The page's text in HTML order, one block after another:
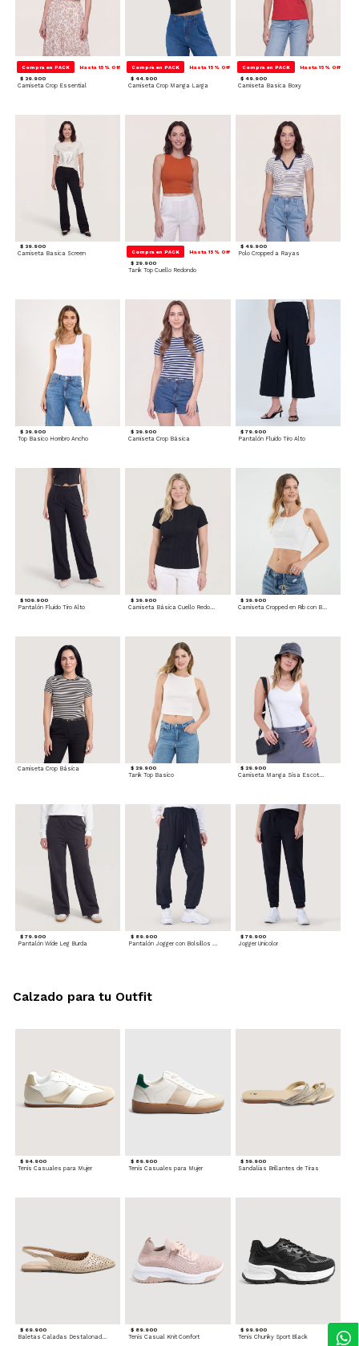
Compra en PACK Hasta 15% Off
$ 39.900
Camiseta Crop Essential
Compra en PACK Hasta 15% Off
$ 44.900
Camiseta Crop Manga Larga
Compra en PACK Hasta 15% Off
$ 49.900
Camiseta Basica Boxy
$ 39.900
Camiseta Basica Screen Compra en PACK Hasta 15% Off
$ 29.900
Tank Top Cuello Redondo
$ 49.900
Polo Cropped a Rayas
$ 39.900
Top Basico Hombro Ancho
$ 39.900
Camiseta Crop Básica
$ 79.900
Pantalón Fluido Tiro Alto
$ 109.900
Pantalón Fluido Tiro Alto
$ 39.900
Camiseta Básica Cuello Redondo
$ 39.900
Camiseta Crop Básica $ 29.900
Tank Top Basico
$ 29.900
Camiseta Manga Sisa Escotada
$ 79.900
Pantalón Wide Leg Burda
$ 89.900
Pantalón Jogger con Bolsillos Cargo
$ 79.900
Jogger Unicolor
$ 94.900
Tenis Casuales para Mujer
$ 89.900
Tenis Casuales para Mujer
$ 59.900
Sandalias Brillantes de Tiras
$ 69.900
Baletas Caladas Destalonadas
$ 89.900
Tenis Casual Knit Comfort
$ 99.900
Tenis Chunky Sport Black
Calzado para tu Outfit